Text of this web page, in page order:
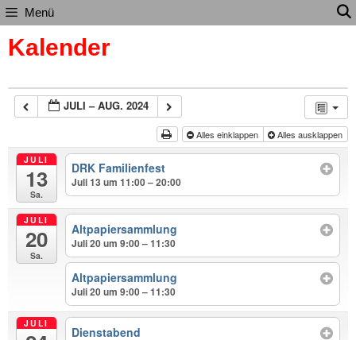
Zum
Inhalt
springen
Menü
Kalender
JULI – AUG. 2024
Alles einklappen Alles ausklappen
JULI
13
Sa.
DRK Familienfest
Juli 13 um 11:00 – 20:00
JULI
20
Sa.
Altpapiersammlung
Juli 20 um 9:00 – 11:30
Altpapiersammlung
Juli 20 um 9:00 – 11:30
JULI
Dienstabend